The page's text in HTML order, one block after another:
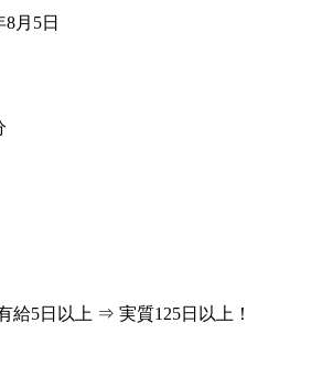
月5日
給5日以上 ⇒ 実質125日以上！